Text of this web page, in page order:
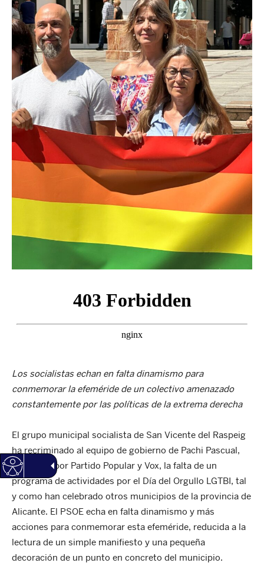
Los socialistas echan en falta dinamismo para
conmemorar la efeméride de un colectivo amenazado
constantemente por las políticas de la extrema derecha
El grupo municipal socialista de San Vicente del Raspeig
ha recriminado al equipo de gobierno de Pachi Pascual,
integrado por Partido Popular y Vox, la falta de un
programa de actividades por el Día del Orgullo LGTBI, tal
y como han celebrado otros municipios de la provincia de
Alicante. El PSOE echa en falta dinamismo y más
acciones para conmemorar esta efeméride, reducida a la
lectura de un simple manifiesto y una pequeña
decoración de un punto en concreto del municipio.